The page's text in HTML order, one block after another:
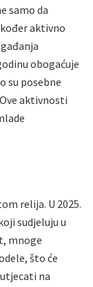
samo da
aktivno
obogaćuje
su posebne
aktivnosti
relija. U 2025.
sudjeluju u
mnoge
što će
na